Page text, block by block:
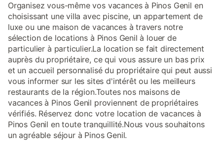
Organisez vous-même vos vacances à Pinos Genil en
choisissant une villa avec piscine, un appartement de
luxe ou une maison de vacances à travers notre
sélection de locations à Pinos Genil à louer de
particulier à particulier.La location se fait directement
auprès du propriétaire, ce qui vous assure un bas prix
et un accueil personnalisé du propriétaire qui peut aussi
vous informer sur les sites d'intérêt ou les meilleurs
restaurants de la région.Toutes nos maisons de
vacances à Pinos Genil proviennent de propriétaires
vérifiés. Réservez donc votre location de vacances à
Pinos Genil en toute tranquillité.Nous vous souhaitons
un agréable séjour à Pinos Genil.